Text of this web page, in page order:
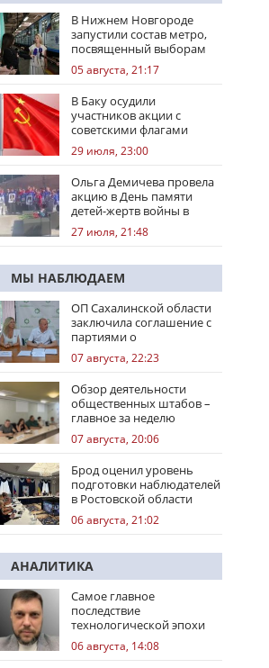
В Нижнем Новгороде
запустили состав метро,
посвященный выборам
05 августа, 21:17
В Баку осудили
участников акции с
советскими флагами
29 июля, 23:00
Ольга Демичева провела
акцию в День памяти
детей-жертв войны в
Донбассе
27 июля, 21:48
МЫ НАБЛЮДАЕМ
ОП Сахалинской области
заключила соглашение с
партиями о
сотрудничестве на
выборах
07 августа, 22:23
Обзор деятельности
общественных штабов –
главное за неделю
07 августа, 20:06
Брод оценил уровень
подготовки наблюдателей
в Ростовской области
06 августа, 21:02
АНАЛИТИКА
Самое главное
последствие
технологической эпохи
06 августа, 14:08